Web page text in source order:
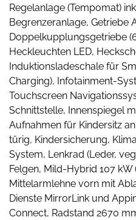
Regelanlage (Tempomat)
Begrenzeranlage, Getriebe
Doppelkupplungsgetriebe
Heckleuchten LED,
Induktionsladeschale für
Charging), Infotainment-
Touchscreen
Schnittstelle, Innenspiegel
Aufnahmen für Kindersitz
türig, Kindersicherung,
System, Lenkrad (Leder,
Felgen, Mild-Hybrid 107 kW
Mittelarmlehne vorn mit
Dienste MirrorLink und
Connect, Radstand 2670